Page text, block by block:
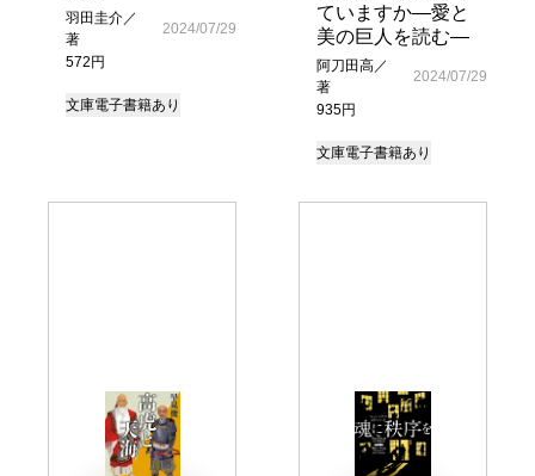
羽田圭介／
著
572円
2024/07/29
文庫電子書籍あり
ていますか―愛と
美の巨人を読む―
阿刀田高／
著
935円
2024/07/29
文庫電子書籍あり